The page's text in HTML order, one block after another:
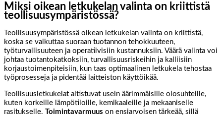
Miksi oikean letkukelan valinta on kriittistä
teollisuusympäristössä?
Teollisuusympäristössä oikean letkukelan valinta on kriittistä,
koska se vaikuttaa suoraan tuotannon tehokkuuteen,
työturvallisuuteen ja operatiivisiin kustannuksiin. Väärä valinta voi
johtaa tuotantokatkoksiin, turvallisuusriskeihin ja kalliisiin
korjaustoimenpiteisiin, kun taas optimaalinen letkukela tehostaa
työprosesseja ja pidentää laitteiston käyttöikää.
Teollisuusletkukelat altistuvat usein äärimmäisille olosuhteille,
kuten korkeille lämpötiloille, kemikaaleille ja mekaaniselle
rasitukselle. Toimintavarmuus on ensiarvoisen tärkeää, sillä